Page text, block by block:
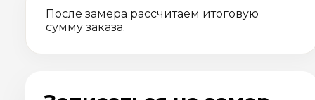
После замера рассчитаем итоговую
сумму заказа.